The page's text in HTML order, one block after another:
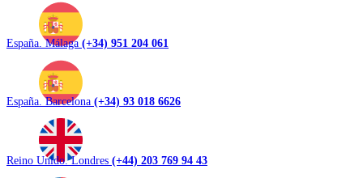
España. Málaga (+34) 951 204 061
España. Barcelona (+34) 93 018 6626
Reino Unido. Londres (+44) 203 769 94 43